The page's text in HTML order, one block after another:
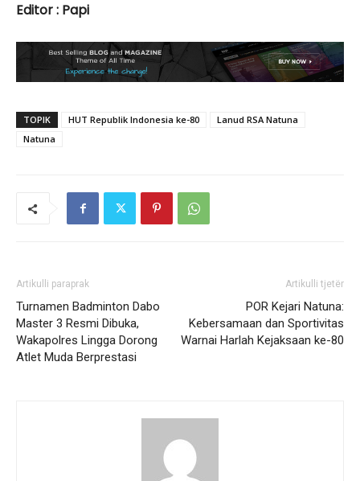
Editor : Papi
TOPIK HUT Republik Indonesia ke-80
Lanud RSA Natuna
Natuna
Artikulli paraprak
Turnamen Badminton Dabo
Master 3 Resmi Dibuka,
Wakapolres Lingga Dorong
Atlet Muda Berprestasi
Artikulli tjetër
POR Kejari Natuna:
Kebersamaan dan Sportivitas
Warnai Harlah Kejaksaan ke-80